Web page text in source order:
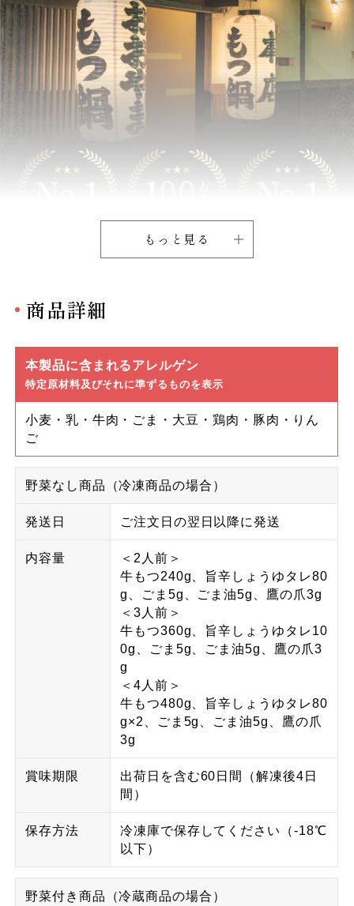
もっと見る
商品詳細
本製品に含まれるアレルゲン
特定原材料及びそれに準ずるものを表示
小麦・乳・牛肉・ごま・大豆・鶏肉・豚肉・りん
ご
野菜なし商品（冷凍商品の場合）
発送日 ご注文日の翌日以降に発送
内容量
＜2人前＞
牛もつ240g、旨辛しょうゆタレ80
g、ごま5g、ごま油5g、鷹の爪3g
＜3人前＞
牛もつ360g、旨辛しょうゆタレ10
0g、ごま5g、ごま油5g、鷹の爪3
g
＜4人前＞
牛もつ480g、旨辛しょうゆタレ80
g×2、ごま5g、ごま油5g、鷹の爪
3g
賞味期限
出荷日を含む60日間（解凍後4日
間）
保存方法
冷凍庫で保存してください（-18℃
以下）
野菜付き商品（冷蔵商品の場合）